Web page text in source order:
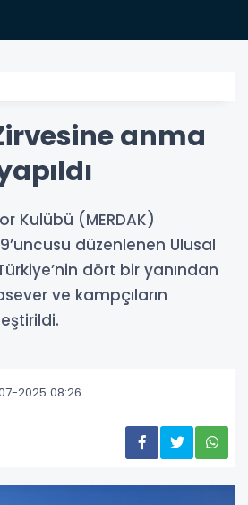
anma
Kulübü (MERDAK)
düzenlenen Ulusal
dört bir yanından
ve kampçıların
2025 08:26